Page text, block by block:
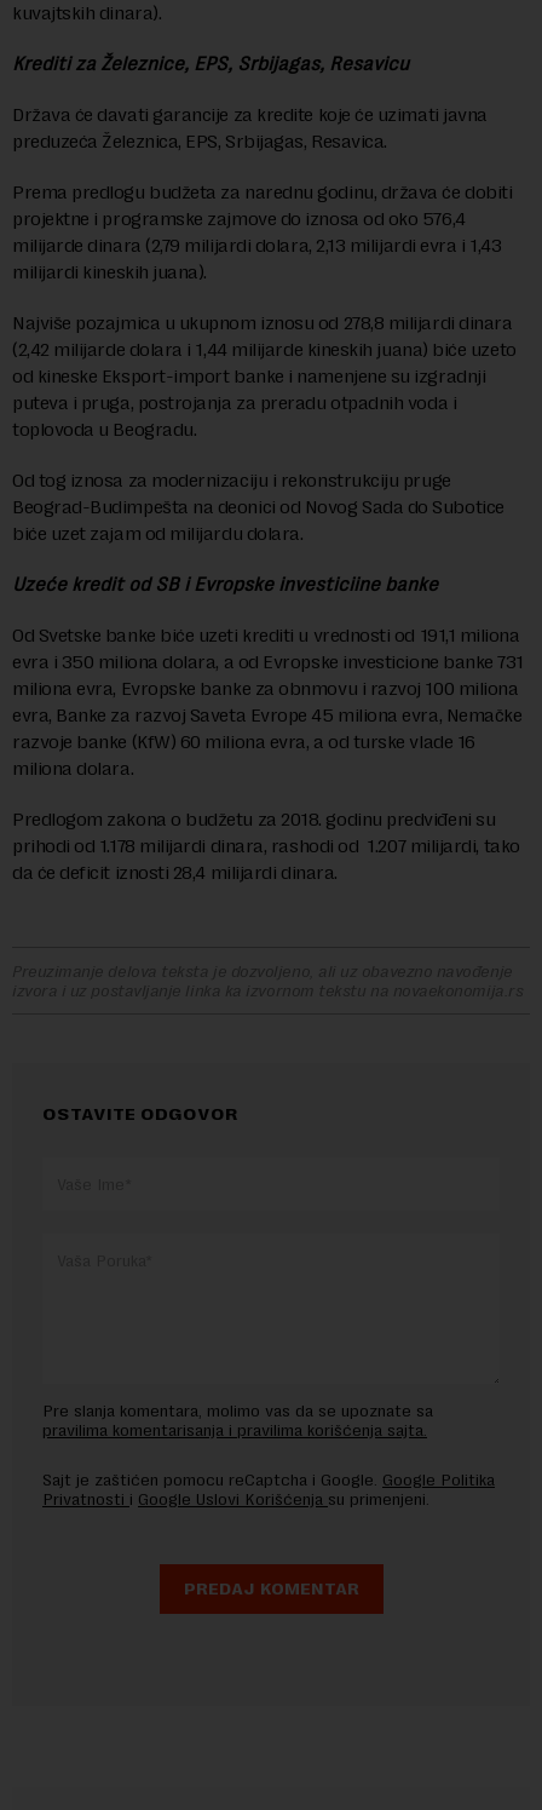
kuvajtskih dinara).
Krediti za Železnice, EPS, Srbijagas, Resavicu
Država će davati garancije za kredite koje će uzimati javna
preduzeća Železnica, EPS, Srbijagas, Resavica.
Prema predlogu budžeta za narednu godinu, država će dobiti
projektne i programske zajmove do iznosa od oko 576,4
milijarde dinara (2,79 milijardi dolara, 2,13 milijardi evra i 1,43
milijardi kineskih juana).
Najviše pozajmica u ukupnom iznosu od 278,8 milijardi dinara
(2,42 milijarde dolara i 1,44 milijarde kineskih juana) biće uzeto
od kineske Eksport-import banke i namenjene su izgradnji
puteva i pruga, postrojanja za preradu otpadnih voda i
toplovoda u Beogradu.
Od tog iznosa za modernizaciju i rekonstrukciju pruge
Beograd-Budimpešta na deonici od Novog Sada do Subotice
biće uzet zajam od milijardu dolara.
Uzeće kredit od SB i Evropske investiciine banke
Od Svetske banke biće uzeti krediti u vrednosti od 191,1 miliona
evra i 350 miliona dolara, a od Evropske investicione banke 731
miliona evra, Evropske banke za obnmovu i razvoj 100 miliona
evra, Banke za razvoj Saveta Evrope 45 miliona evra, Nemačke
razvoje banke (KfW) 60 miliona evra, a od turske vlade 16
miliona dolara.
Predlogom zakona o budžetu za 2018. godinu predviđeni su
prihodi od 1.178 milijardi dinara, rashodi od 1.207 milijardi, tako
da će deficit iznosti 28,4 milijardi dinara.
Preuzimanje delova teksta je dozvoljeno, ali uz obavezno navođenje
izvora i uz postavljanje linka ka izvornom tekstu na novaekonomija.rs
OSTAVITE ODGOVOR
Pre slanja komentara, molimo vas da se upoznate sa
pravilima komentarisanja i pravilima korišćenja sajta.
Sajt je zaštićen pomocu reCaptcha i Google. Google Politika
Privatnosti i Google Uslovi Korišćenja su primenjeni.